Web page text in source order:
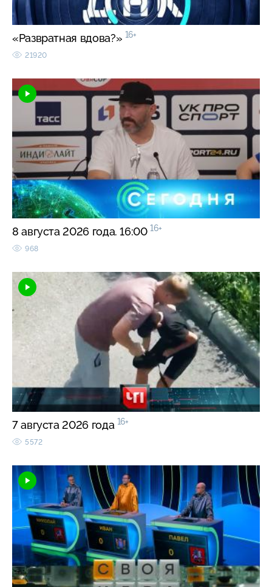
«Развратная вдова?» 16+
21920
8 августа 2026 года. 16:00 16+
968
7 августа 2026 года 16+
5572